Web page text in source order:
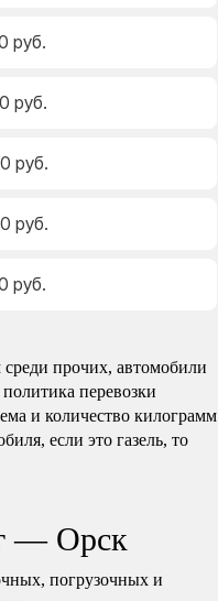
руб.
руб.
руб.
руб.
руб.
прочих, автомобили
перевозки
и количество килограмм
если это газель, то
— Орск
погрузочных и